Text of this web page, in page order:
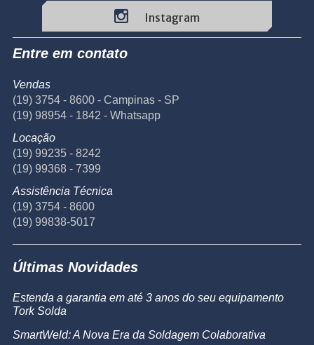
Instagram
Entre em contato
Vendas
(19) 3754 - 8600 - Campinas - SP
(19) 98954 - 1842 - Whatsapp
Locação
(19) 99235 - 8242
(19) 99368 - 7399
Assistência Técnica
(19) 3754 - 8600
(19) 99838-5017
Últimas Novidades
Estenda a garantia em até 3 anos do seu equipamento
Tork Solda
SmartWeld: A Nova Era da Soldagem Colaborativa